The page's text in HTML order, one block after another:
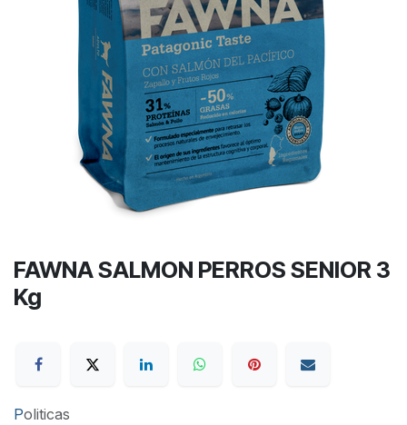
FAWNA SALMON PERROS SENIOR 3
Kg
Politicas